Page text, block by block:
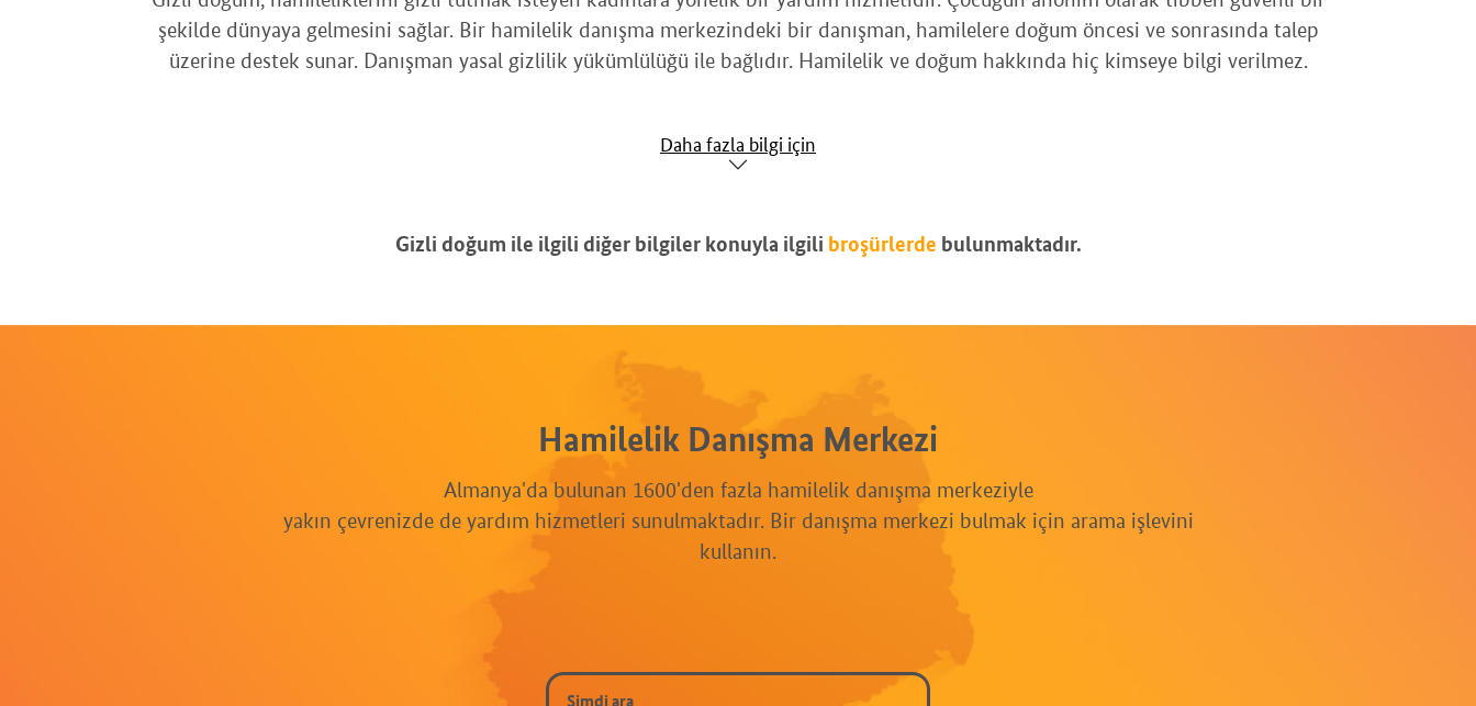
şekilde dünyaya gelmesini sağlar. Bir hamilelik danışma merkezindeki bir danışman, hamilelere doğum öncesi ve sonrasında talep
üzerine destek sunar. Danışman yasal gizlilik yükümlülüğü ile bağlıdır. Hamilelik ve doğum hakkında hiç kimseye bilgi verilmez.
Daha fazla bilgi için
Gizli doğum ile ilgili diğer bilgiler konuyla ilgili broşürlerde bulunmaktadır.
Hamilelik Danışma Merkezi
Almanya'da bulunan 1600'den fazla hamilelik danışma merkeziyle
yakın çevrenizde de yardım hizmetleri sunulmaktadır. Bir danışma merkezi bulmak için arama işlevini
kullanın.